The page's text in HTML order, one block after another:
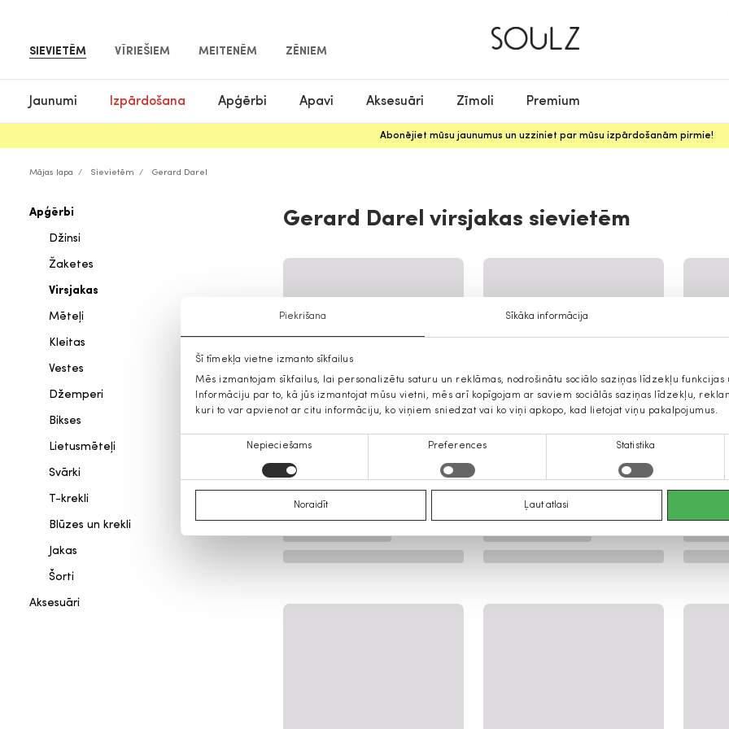
Piekrišana Sīkāka informācija
Šī tīmekļa vietne izmanto sīkfailus
Mēs izmantojam sīkfailus, lai personalizētu saturu un reklāmas, nodrošinātu sociālo saziņas līdzekļu funkcijas
Informāciju par to, kā jūs izmantojat mūsu vietni, mēs arī kopīgojam ar saviem sociālās saziņas līdzekļu,
kuri to var apvienot ar citu informāciju, ko viņiem sniedzat vai ko viņi apkopo, kad lietojat viņu pakalpojumus.
Nepieciešams Preferences Statistika
Noraidīt Ļaut atlasi
SIEVIETĒM VĪRIEŠIEM MEITENĒM ZĒNIEM
Jaunumi Izpārdošana Apģērbi Apavi Aksesuāri Zīmoli Premium
Abonējiet mūsu jaunumus un uzziniet par mūsu izpārdošanām pirmie!
Mājas lapa Sievietēm Gerard Darel
Apģērbi
Džinsi
Žaketes
Virsjakas
Mēteļi
Kleitas
Vestes
Džemperi
Bikses
Lietusmēteļi
Svārki
T-krekli
Blūzes un krekli
Jakas
Šorti
Aksesuāri
Gerard Darel virsjakas sievietēm